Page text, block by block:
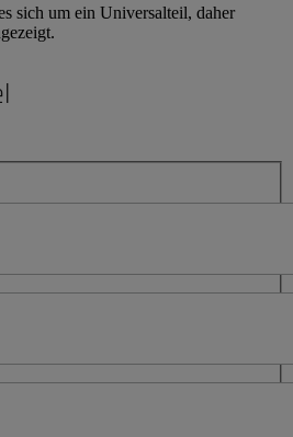
sich um ein Universalteil, daher